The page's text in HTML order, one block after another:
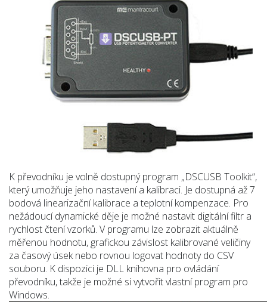
K převodníku je volně dostupný program „DSCUSB Toolkit“,
který umožňuje jeho nastavení a kalibraci. Je dostupná až 7
bodová linearizační kalibrace a teplotní kompenzace. Pro
nežádoucí dynamické děje je možné nastavit digitální filtr a
rychlost čtení vzorků. V programu lze zobrazit aktuálně
měřenou hodnotu, grafickou závislost kalibrované veličiny
za časový úsek nebo rovnou logovat hodnoty do CSV
souboru. K dispozici je DLL knihovna pro ovládání
převodníku, takže je možné si vytvořit vlastní program pro
Windows.